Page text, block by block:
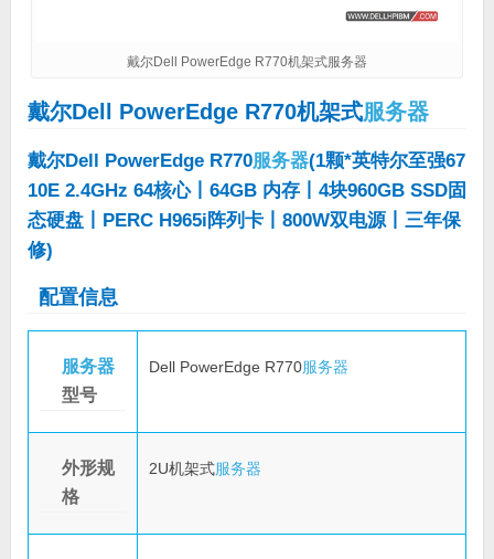
戴尔Dell PowerEdge R770机架式服务器
戴尔Dell PowerEdge R770机架式服务器
戴尔Dell PowerEdge R770服务器(1颗*英特尔至强67
10E 2.4GHz 64核心丨64GB 内存丨4块960GB SSD固
态硬盘丨PERC H965i阵列卡丨800W双电源丨三年保
修)
配置信息
服务器
型号
Dell PowerEdge R770服务器
外形规
格
2U机架式服务器